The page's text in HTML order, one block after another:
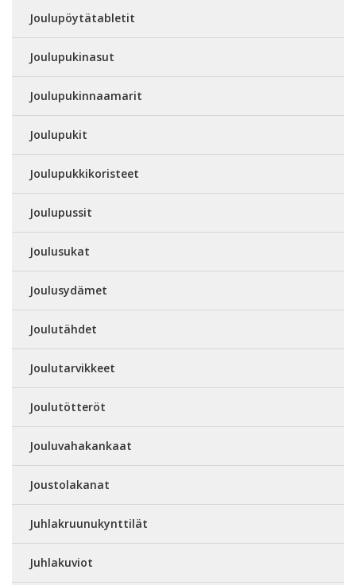
Joulupöytätabletit
Joulupukinasut
Joulupukinnaamarit
Joulupukit
Joulupukkikoristeet
Joulupussit
Joulusukat
Joulusydämet
Joulutähdet
Joulutarvikkeet
Joulutötteröt
Jouluvahakankaat
Joustolakanat
Juhlakruunukynttilät
Juhlakuviot